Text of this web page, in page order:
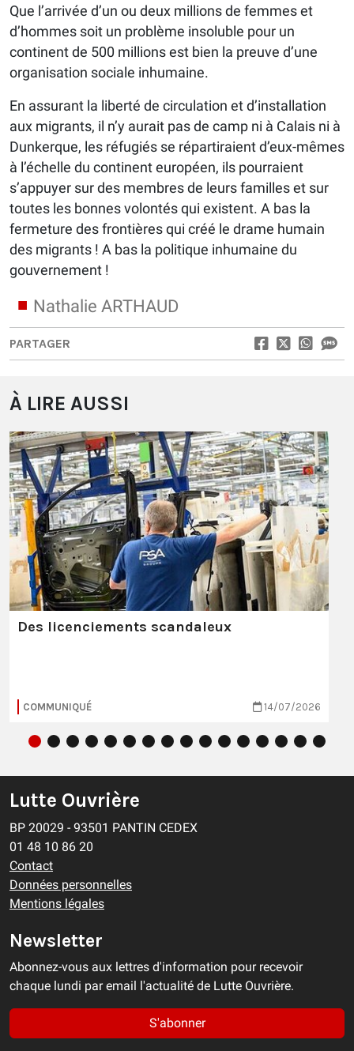
Que l’arrivée d’un ou deux millions de femmes et
d’hommes soit un problème insoluble pour un
continent de 500 millions est bien la preuve d’une
organisation sociale inhumaine.
En assurant la liberté de circulation et d’installation
aux migrants, il n’y aurait pas de camp ni à Calais ni à
Dunkerque, les réfugiés se répartiraient d’eux-mêmes
à l’échelle du continent européen, ils pourraient
s’appuyer sur des membres de leurs familles et sur
toutes les bonnes volontés qui existent. A bas la
fermeture des frontières qui créé le drame humain
des migrants ! A bas la politique inhumaine du
gouvernement !
Nathalie ARTHAUD
PARTAGER
À LIRE AUSSI
Des licenciements scandaleux
COMMUNIQUÉ 14/07/2026
Lutte Ouvrière
BP 20029 - 93501 PANTIN CEDEX
01 48 10 86 20
Contact
Données personnelles
Mentions légales
Newsletter
Abonnez-vous aux lettres d'information pour recevoir
chaque lundi par email l'actualité de Lutte Ouvrière.
S'abonner